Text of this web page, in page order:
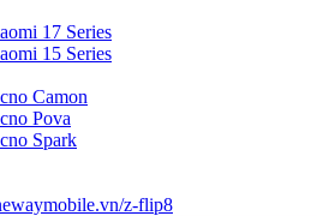
17 Series
15 Series
Camon
Pova
Spark
z-flip8